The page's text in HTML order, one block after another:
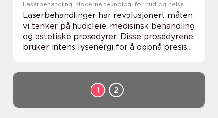
Laserbehandling: Moderne teknologi for hud og helse
Laserbehandlinger har revolusjonert måten
vi tenker på hudpleie, medisinsk behandling
og estetiske prosedyrer. Disse prosedyrene
bruker intens lysenergi for å oppnå presise
1 2